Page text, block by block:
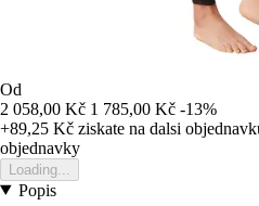
Od
2 058,00 Kč 1 785,00 Kč -13%
+89,25 Kč ziskate na dalsi
objednavky
Loading...
Popis